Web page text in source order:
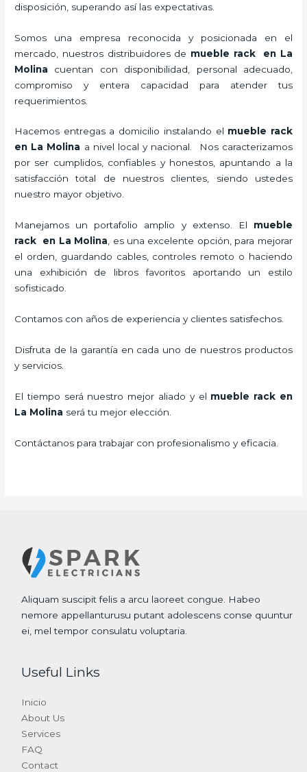
disposición, superando así las expectativas.
Somos una empresa reconocida y posicionada en el
mercado, nuestros distribuidores de mueble rack en La
Molina cuentan con disponibilidad, personal adecuado,
compromiso y entera capacidad para atender tus
requerimientos.
Hacemos entregas a domicilio instalando el mueble rack
en La Molina a nivel local y nacional.
Nos caracterizamos
por ser cumplidos, confiables y honestos, apuntando a la
satisfacción total de nuestros clientes, siendo ustedes
nuestro mayor objetivo.
Manejamos un portafolio amplio y extenso. El mueble
rack en La Molina, es una excelente opción, para mejorar
el orden, guardando cables, controles remoto o haciendo
una exhibición de libros favoritos aportando un estilo
sofisticado.
Contamos con años de experiencia y clientes satisfechos.
Disfruta de la garantía en cada uno de nuestros productos
y servicios.
El tiempo será nuestro mejor aliado y el mueble rack en
La Molina será tu mejor elección.
Contáctanos para trabajar con profesionalismo y eficacia.
Aliquam suscipit felis a arcu laoreet congue. Habeo
nemore appellanturusu putant adolescens conse quuntur
ei, mel tempor consulatu voluptaria.
Useful Links
Inicio
About Us
Services
FAQ
Contact